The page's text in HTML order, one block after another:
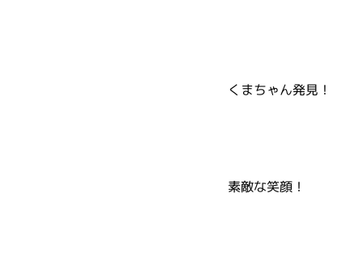
くまちゃん発見！
素敵な笑顔！